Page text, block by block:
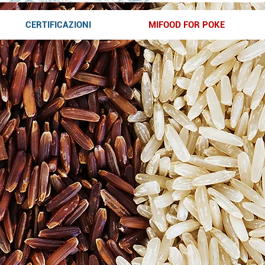
CERTIFICAZIONI MIFOOD FOR POKE